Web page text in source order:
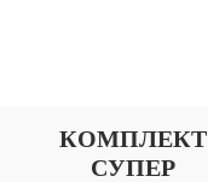
КОМПЛЕКТ
СУПЕР